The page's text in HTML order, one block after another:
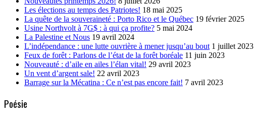
Les élections au temps des Patriotes! 18 mai 2025
La quête de la souveraineté : Porto Rico et le Québec 19 février 2025
Usine Northvolt à 7G$ : à qui ça profite? 5 mai 2024
La Palestine et Nous 19 avril 2024
L’indépendance : une lutte ouvrière à mener jusqu’au bout 1 juillet 2023
Feux de forêt : Parlons de l’état de la forêt boréale 11 juin 2023
Nouveauté : d’aile en ailes l’élan vital! 29 avril 2023
Un vent d’argent sale! 22 avril 2023
Barrage sur la Mécatina : Ce n’est pas encore fait! 7 avril 2023
Poésie